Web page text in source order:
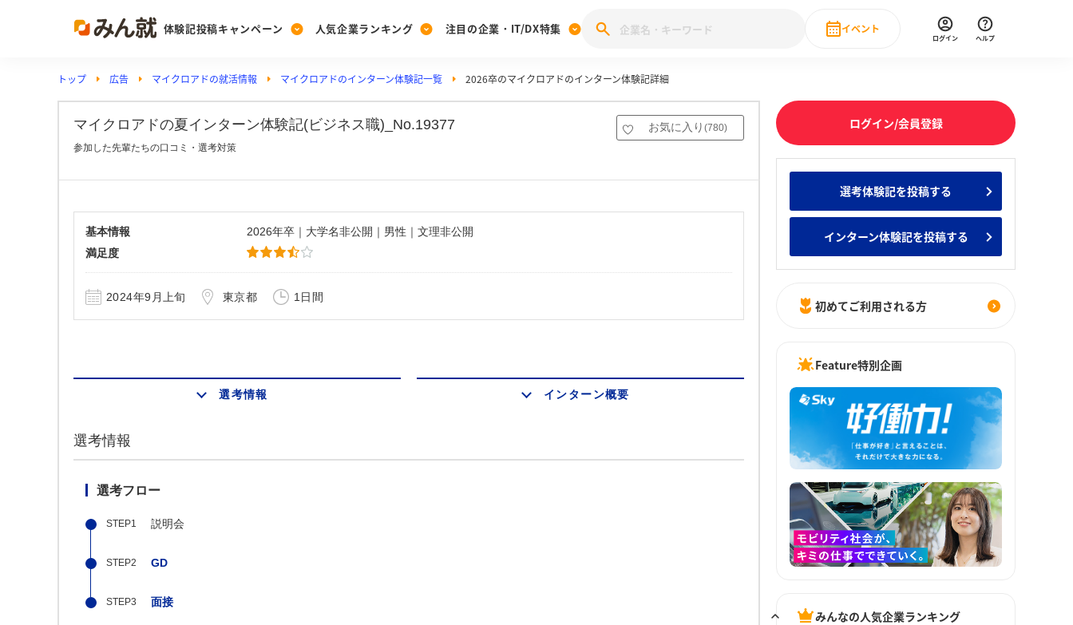
体験記投稿キャンペーン
Post
投稿する
[27卒] 本選考体験記投稿キャンペーン
人気企業ランキング
Ranking
ランキングを見る
みんなのDX企業就職ブランド調査
Vote
投票する
みんなの新卒就職人気企業ランキング みんなのインターン人気企業ランキ
注目の企業・IT/DX特集
PickUp
注目の企業特集
28卒 IT・DX現場社員インタビュー
動画で知ろう！業界・企業研究
イベント
直近のイベント一覧
ログイン ヘルプ
トップ 広告 マイクロアドの就活情報 マイクロアドのインターン体験記一覧 2026卒のマイクロアドのインターン体験記詳細
マイクロアドの夏インターン体験記(ビジネス職)_No.19377 お気に入り (780)
参加した先輩たちの口コミ・選考対策
基本情報
2026年卒｜大学名非公開｜男性｜文理非公開
満足度
2024年9月上旬 東京都 1日間
選考情報 インターン概要
選考情報
選考フロー
説明会
GD
面接
ログイン/会員登録
選考体験記を投稿する
インターン体験記を投稿する
初めてご利用される方
Feature特別企画
みんなの人気企業ランキング